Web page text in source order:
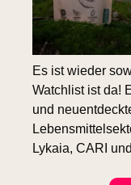
Es ist wieder
Watchlist ist da!
und
Lykaia, CARI